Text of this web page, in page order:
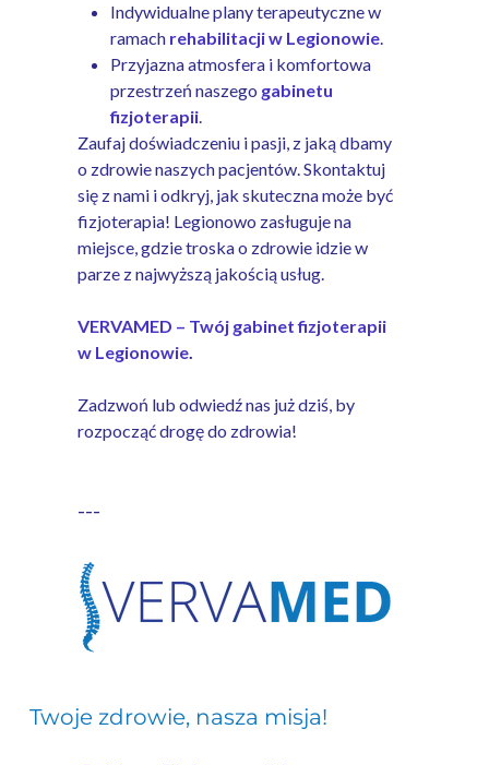
Twoje zdrowie, nasza misja!
Indywidualne plany terapeutyczne w
ramach rehabilitacji w Legionowie.
Przyjazna atmosfera i komfortowa
przestrzeń naszego gabinetu
fizjoterapii.
Zaufaj doświadczeniu i pasji, z jaką dbamy
o zdrowie naszych pacjentów. Skontaktuj
się z nami i odkryj, jak skuteczna może być
fizjoterapia! Legionowo zasługuje na
miejsce, gdzie troska o zdrowie idzie w
parze z najwyższą jakością usług.
VERVAMED – Twój gabinet fizjoterapii
w Legionowie.
Zadzwoń lub odwiedź nas już dziś, by
rozpocząć drogę do zdrowia!
---